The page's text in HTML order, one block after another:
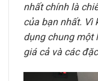
nhất chính là
của bạn nhất. Vì
dụng chung một
giá cả và các